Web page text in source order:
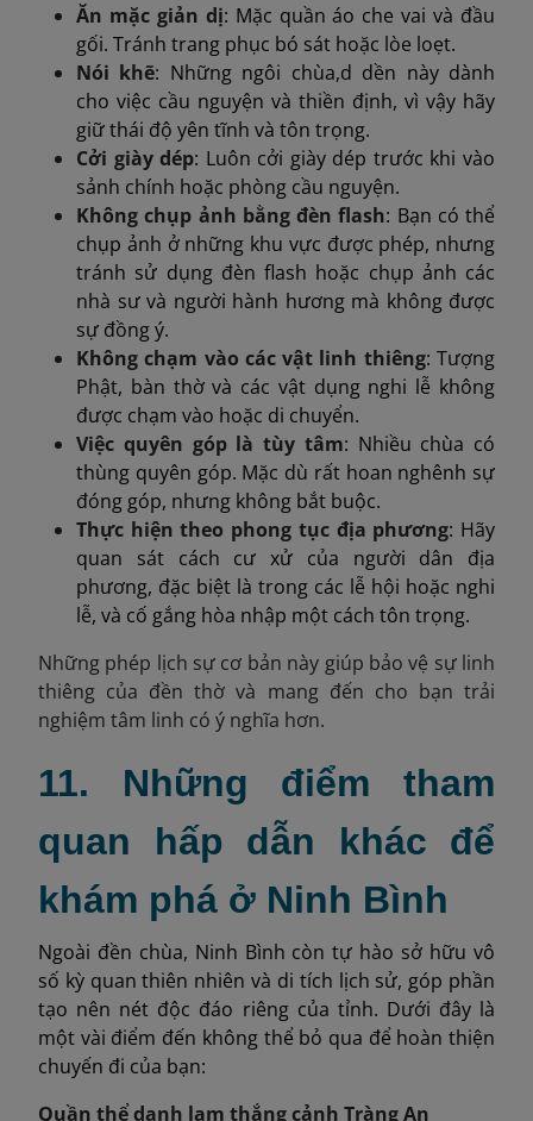
Ăn mặc giản dị: Mặc quần áo che vai và đầu
gối. Tránh trang phục bó sát hoặc lòe loẹt.
Nói khẽ: Những ngôi chùa,d dền này dành
cho việc cầu nguyện và thiền định, vì vậy hãy
giữ thái độ yên tĩnh và tôn trọng.
Cởi giày dép: Luôn cởi giày dép trước khi vào
sảnh chính hoặc phòng cầu nguyện.
Không chụp ảnh bằng đèn flash: Bạn có thể
chụp ảnh ở những khu vực được phép, nhưng
tránh sử dụng đèn flash hoặc chụp ảnh các
nhà sư và người hành hương mà không được
sự đồng ý.
Không chạm vào các vật linh thiêng: Tượng
Phật, bàn thờ và các vật dụng nghi lễ không
được chạm vào hoặc di chuyển.
Việc quyên góp là tùy tâm: Nhiều chùa có
thùng quyên góp. Mặc dù rất hoan nghênh sự
đóng góp, nhưng không bắt buộc.
Thực hiện theo phong tục địa phương: Hãy
quan sát cách cư xử của người dân địa
phương, đặc biệt là trong các lễ hội hoặc nghi
lễ, và cố gắng hòa nhập một cách tôn trọng.
Những phép lịch sự cơ bản này giúp bảo vệ sự linh
thiêng của đền thờ và mang đến cho bạn trải
nghiệm tâm linh có ý nghĩa hơn.
11. Những điểm tham
quan hấp dẫn khác để
khám phá ở Ninh Bình
Ngoài đền chùa, Ninh Bình còn tự hào sở hữu vô
số kỳ quan thiên nhiên và di tích lịch sử, góp phần
tạo nên nét độc đáo riêng của tỉnh. Dưới đây là
một vài điểm đến không thể bỏ qua để hoàn thiện
chuyến đi của bạn:
Quần thể danh lam thắng cảnh Tràng An